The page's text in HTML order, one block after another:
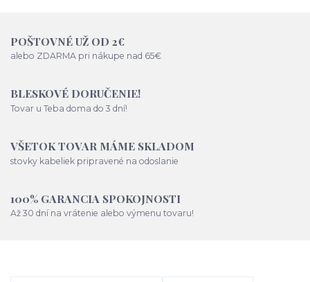
POŠTOVNÉ UŽ OD 2€
alebo ZDARMA pri nákupe nad 65€
BLESKOVÉ DORUČENIE!
Tovar u Teba doma do 3 dní!
VŠETOK TOVAR MÁME SKLADOM
stovky kabeliek pripravené na odoslanie
100% GARANCIA SPOKOJNOSTI
Až 30 dní na vrátenie alebo výmenu tovaru!